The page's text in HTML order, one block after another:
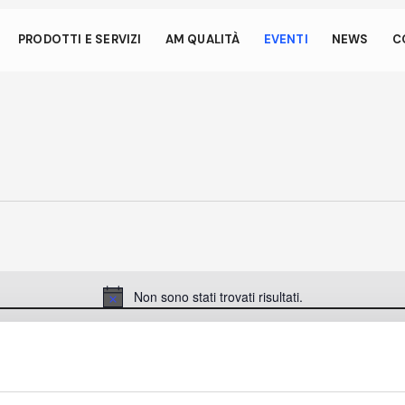
PRODOTTI E SERVIZI AM QUALITÀ EVENTI NEWS
Notice
Non sono stati trovati risultati.